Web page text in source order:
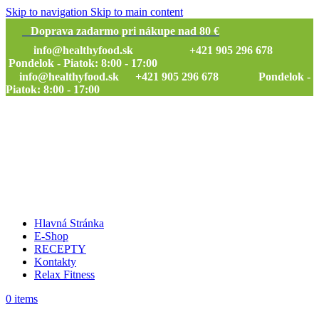
Skip to navigation Skip to main content
Doprava zadarmo pri nákupe nad 80 €
info@healthyfood.sk
+421 905 296 678
Pondelok - Piatok: 8:00 - 17:00
info@healthyfood.sk
+421 905 296 678 Pondelok -
Piatok: 8:00 - 17:00
Hlavná Stránka
E-Shop
RECEPTY
Kontakty
Relax Fitness
0 items